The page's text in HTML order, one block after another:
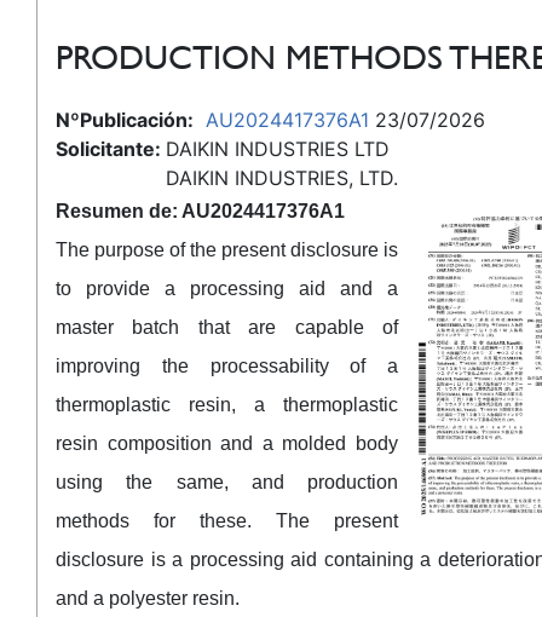
PRODUCTION METHODS
NºPublicación: AU2024417376A1 23/07/2026
Solicitante: DAIKIN INDUSTRIES LTD
DAIKIN INDUSTRIES, LTD.
Resumen de: AU2024417376A1
The purpose of the present disclosure is
to provide a processing aid and a
master batch that are capable of
improving the processability of a
thermoplastic resin, a thermoplastic
resin composition and a molded body
using the same, and production
methods for these. The present
disclosure is a processing aid containing a
and a polyester resin.